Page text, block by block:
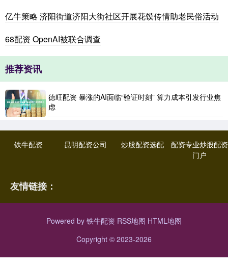
亿牛策略 济阳街道济阳大街社区开展花馍传情助老民俗活动
68配资 OpenAI被联合调查
推荐资讯
德旺配资 暴涨的AI面临“验证时刻” 算力成本引发行业焦
虑
铁牛配资 昆明配资公司 炒股配资选配
配资专业炒股配资
门户
友情链接：
Powered by 铁牛配资 RSS地图 HTML地图
Copyright © 2023-2026